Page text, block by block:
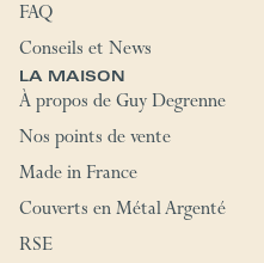
FAQ
Conseils et News
LA MAISON
À propos de Guy Degrenne
Nos points de vente
Made in France
Couverts en Métal Argenté
RSE